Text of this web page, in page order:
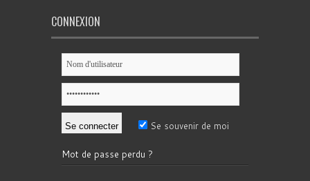
CONNEXION
Se souvenir de moi
Mot de passe perdu ?